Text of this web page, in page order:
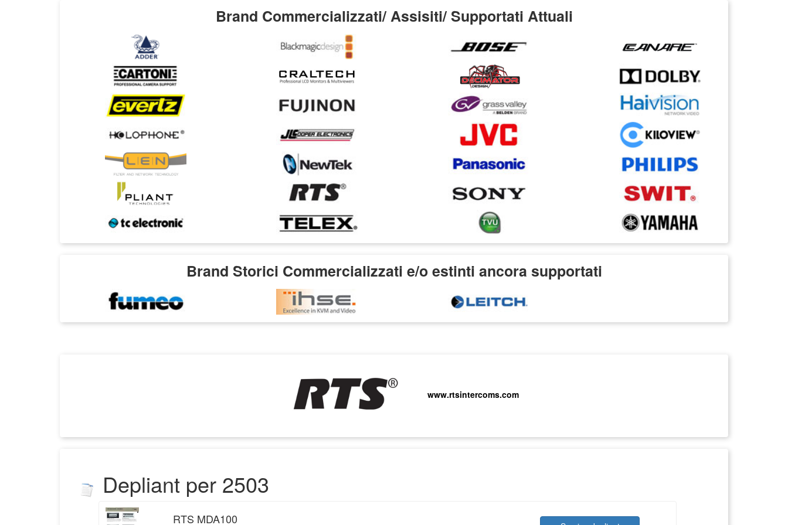
Brand Commercializzati/ Assisiti/ Supportati Attuali
Brand Storici Commercializzati e/o estinti ancora supportati
www.rtsintercoms.com
Depliant per 2503
RTS MDA100